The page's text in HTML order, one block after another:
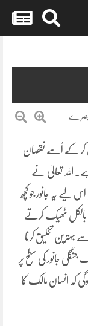
کر کے اُسے نقصان
اللہ تعالیٰ نے
لیے یہ جانور جو کچھ
ٹھیک کرتے
تخلیق کرنا
جانور کی سطح پر
کہ انسان مالک کا